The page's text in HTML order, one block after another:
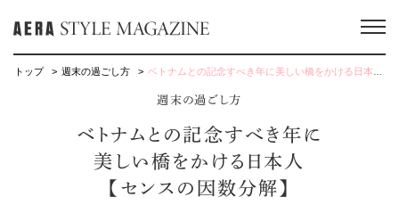
トップ 週末の過ごし方 ベトナムとの記念すべき年に美しい橋をかける日本人【センスの因数分解】
週末の過ごし方
ベトナムとの記念すべき年に
美しい橋をかける日本人
【センスの因数分解】